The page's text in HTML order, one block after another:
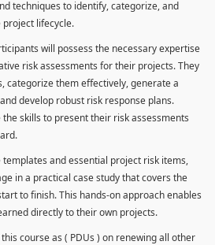
techniques to identify, categorize, and
lifecycle.
will possess the necessary expertise
risk assessments for their projects. They
categorize them effectively, generate a
develop robust risk response plans.
skills to present their risk assessments
and essential project risk items,
in a practical case study that covers the
to finish. This hands-on approach enables
directly to their own projects.
course as ( PDUs ) on renewing all other